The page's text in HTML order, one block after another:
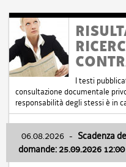
I testi
consultazione documentale
responsabilità degli stessi è in
06.08.2026 - Scadenza
domande: 25.09.2026 12:00